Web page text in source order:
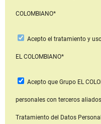
COLOMBIANO*
Acepto el tratamiento y
EL COLOMBIANO*
Acepto que Grupo EL
personales con terceros
Tratamiento del Datos